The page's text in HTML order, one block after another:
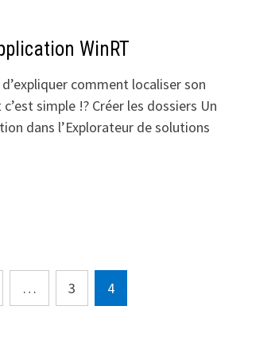
WinRT
comment localiser son
simple !? Créer les dossiers Un
dans l’Explorateur de solutions
… 3 4